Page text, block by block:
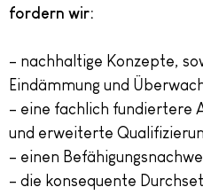
fordern wir:
– nachhaltige Konzepte,
Eindämmung und
– eine fachlich fundiertere
und erweiterte
– einen
– die konsequente